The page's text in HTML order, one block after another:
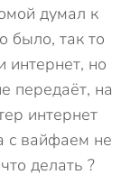
думал к
было, так то
интернет, но
передаёт, на
интернет
с вайфаем не
делать ?